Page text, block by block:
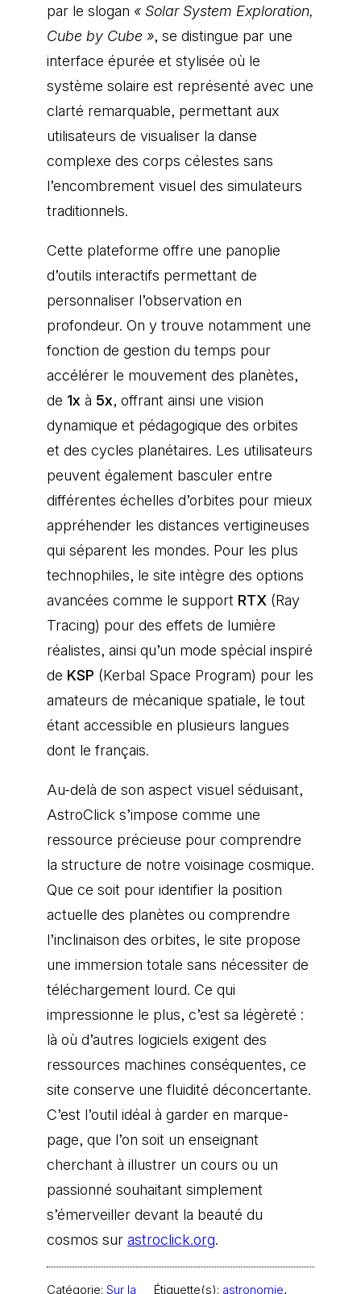
par le slogan « Solar System Exploration,
Cube by Cube », se distingue par une
interface épurée et stylisée où le
système solaire est représenté avec une
clarté remarquable, permettant aux
utilisateurs de visualiser la danse
complexe des corps célestes sans
l’encombrement visuel des simulateurs
traditionnels.
Cette plateforme offre une panoplie
d’outils interactifs permettant de
personnaliser l’observation en
profondeur. On y trouve notamment une
fonction de gestion du temps pour
accélérer le mouvement des planètes,
de 1x à 5x, offrant ainsi une vision
dynamique et pédagogique des orbites
et des cycles planétaires. Les utilisateurs
peuvent également basculer entre
différentes échelles d’orbites pour mieux
appréhender les distances vertigineuses
qui séparent les mondes. Pour les plus
technophiles, le site intègre des options
avancées comme le support RTX (Ray
Tracing) pour des effets de lumière
réalistes, ainsi qu’un mode spécial inspiré
de KSP (Kerbal Space Program) pour les
amateurs de mécanique spatiale, le tout
étant accessible en plusieurs langues
dont le français.
Au-delà de son aspect visuel séduisant,
AstroClick s’impose comme une
ressource précieuse pour comprendre
la structure de notre voisinage cosmique.
Que ce soit pour identifier la position
actuelle des planètes ou comprendre
l’inclinaison des orbites, le site propose
une immersion totale sans nécessiter de
téléchargement lourd. Ce qui
impressionne le plus, c’est sa légèreté :
là où d’autres logiciels exigent des
ressources machines conséquentes, ce
site conserve une fluidité déconcertante.
C’est l’outil idéal à garder en marque-
page, que l’on soit un enseignant
cherchant à illustrer un cours ou un
passionné souhaitant simplement
s’émerveiller devant la beauté du
cosmos sur astroclick.org.
Catégorie: Sur la Étiquette(s): astronomie